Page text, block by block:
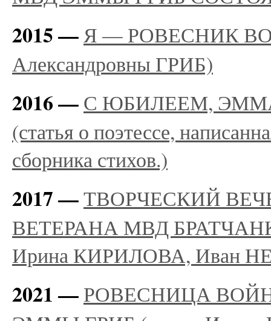
2015 —Я — РОВЕСНИК
Александровны ГРИБ)
2016 —С ЮБИЛЕЕМ,
(статья о поэтессе,
сборника стихов.)
2017 —ТВОРЧЕСКИЙ
ВЕТЕРАНА МВД
Ирина КИРИЛОВА, Иван
2021 —РОВЕСНИЦА